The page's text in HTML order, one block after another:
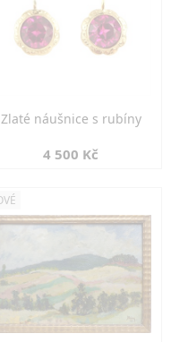
Zlaté náušnice s rubíny
4 500 Kč